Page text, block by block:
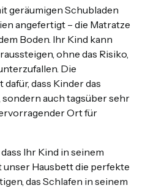
geräumigen Schubladen
angefertigt – die Matratze
Boden. Ihr Kind kann
ohne das Risiko,
Die
dass Kinder das
auch tagsüber sehr
Ort für
Ihr Kind in seinem
Hausbett die perfekte
das Schlafen in seinem